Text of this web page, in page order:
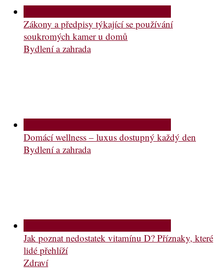
Zákony a předpisy týkající se používání
soukromých kamer u domů
Bydlení a zahrada
Domácí wellness – luxus dostupný každý den
Bydlení a zahrada
Jak poznat nedostatek vitamínu D? Příznaky, které
lidé přehlíží
Zdraví